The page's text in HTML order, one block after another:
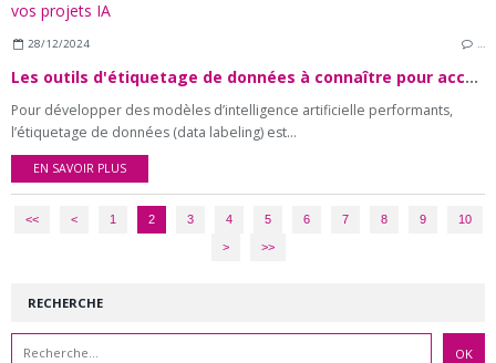
28/12/2024
Les outils d'étiquetage de données à connaître pour accélérer vos projets IA
Pour développer des modèles d’intelligence artificielle performants,
l’étiquetage de données (data labeling) est...
EN SAVOIR PLUS
<< < 1 2 3 4 5 6 7 8 9 10
20
> >>
RECHERCHE